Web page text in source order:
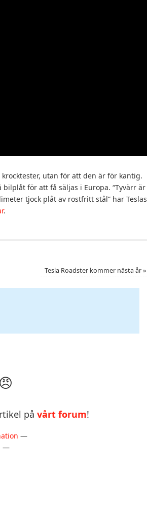
utan för att den är för kantig.
för att få säljas i Europa. “Tyvärr är
tjock plåt av rostfritt stål” har Teslas
.
Tesla Roadster kommer nästa år»
på vårt forum!
—
—